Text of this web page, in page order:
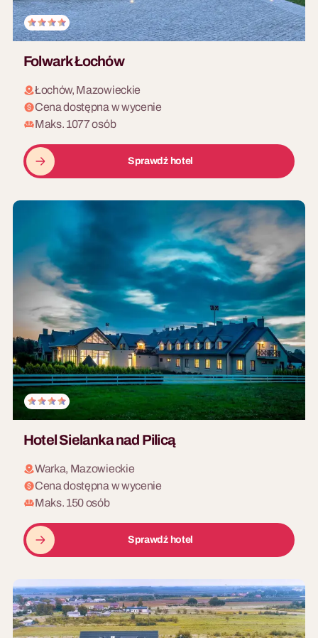
Folwark Łochów
Łochów, Mazowieckie
Cena dostępna w wycenie
Maks. 1077 osób
Sprawdź hotel
Hotel Sielanka nad Pilicą
Warka, Mazowieckie
Cena dostępna w wycenie
Maks. 150 osób
Sprawdź hotel